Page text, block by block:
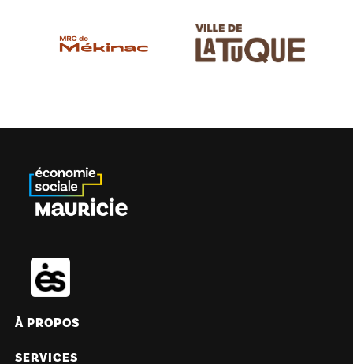
À PROPOS
SERVICES